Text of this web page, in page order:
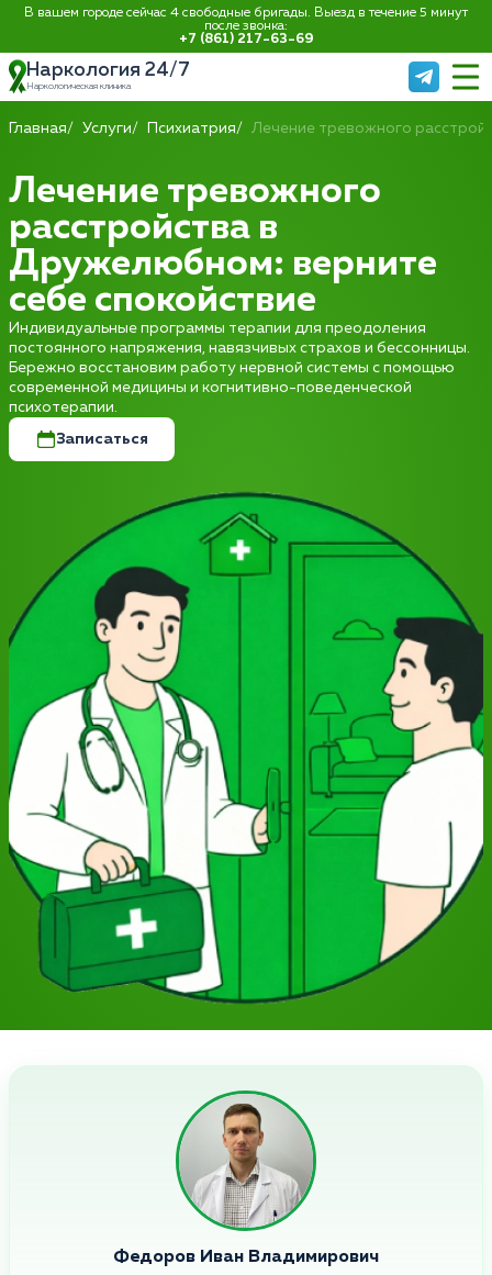
В вашем городе сейчас 4 свободные бригады. Выезд в течение 5 минут
после звонка:
+7 (861) 217-63-69
Наркология 24/7
Наркологическая клиника
Главная Услуги Психиатрия Лечение тревожного
Лечение тревожного
расстройства в
Дружелюбном: верните
себе спокойствие
Индивидуальные программы терапии для преодоления
постоянного напряжения, навязчивых страхов и бессонницы.
Бережно восстановим работу нервной системы с помощью
современной медицины и когнитивно-поведенческой
психотерапии.
Записаться
Федоров Иван Владимирович